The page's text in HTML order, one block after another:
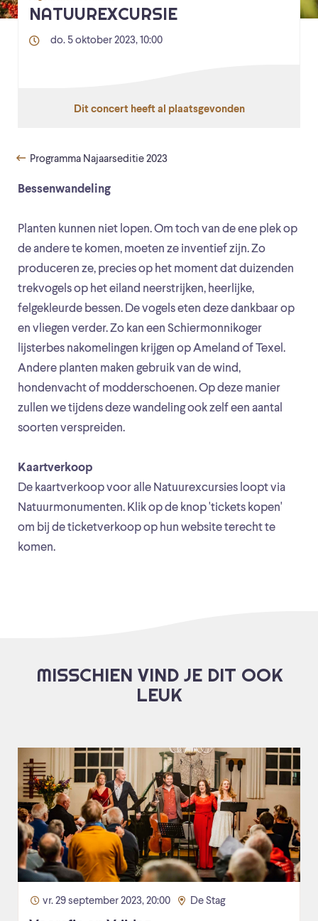
Bessenwandeling
Planten kunnen niet lopen. Om toch van de ene plek op
de andere te komen, moeten ze inventief zijn. Zo
produceren ze, precies op het moment dat duizenden
trekvogels op het eiland neerstrijken, heerlijke,
felgekleurde bessen. De vogels eten deze dankbaar op
en vliegen verder. Zo kan een Schiermonnikoger
lijsterbes nakomelingen krijgen op Ameland of Texel.
Andere planten maken gebruik van de wind,
hondenvacht of modderschoenen. Op deze manier
zullen we tijdens deze wandeling ook zelf een aantal
soorten verspreiden.
Kaartverkoop
De kaartverkoop voor alle Natuurexcursies loopt via
Natuurmonumenten. Klik op de knop 'tickets kopen'
om bij de ticketverkoop op hun website terecht te
komen.
NATUUREXCURSIE
do. 5 oktober 2023, 10:00
Dit concert heeft al plaatsgevonden
Programma Najaarseditie 2023
MISSCHIEN VIND JE DIT OOK
LEUK
vr. 29 september 2023, 20:00 De Stag